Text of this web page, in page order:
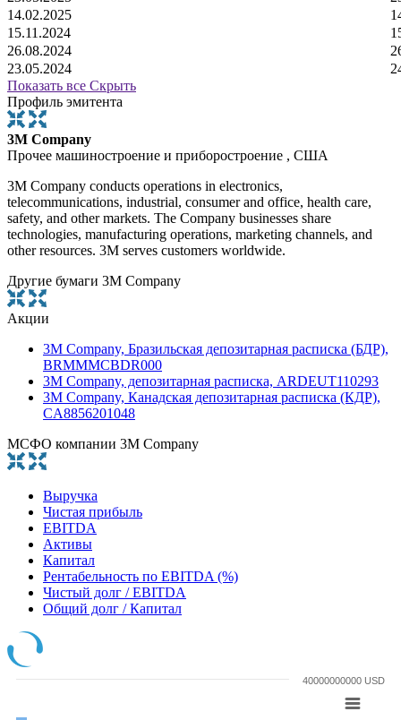
14.02.2025
15.11.2024
26.08.2024
23.05.2024
Показать все Скрыть
Профиль эмитента
3M Company
Прочее машиностроение и приборостроение , США
3M Company conducts operations in electronics,
telecommunications, industrial, consumer and office, health care,
safety, and other markets. The Company businesses share
technologies, manufacturing operations, marketing channels, and
other resources. 3M serves customers worldwide.
Другие бумаги 3M Company
Акции
3M Company, Бразильская депозитарная расписка (БДР),
BRMMMCBDR000
3M Company, депозитарная расписка, ARDEUT110293
3M Company, Канадская депозитарная расписка (КДР),
CA8856201048
МСФО компании 3M Company
Выручка
Чистая прибыль
EBITDA
Активы
Капитал
Рентабельность по EBITDA (%)
Чистый долг / EBITDA
Общий долг / Капитал
40000000000 USD